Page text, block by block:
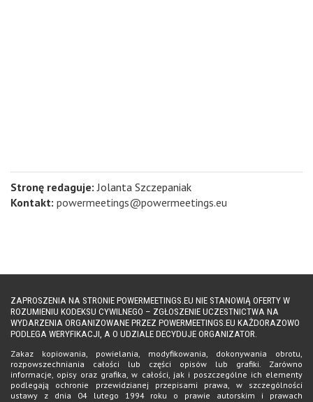
Stronę redaguje: Jolanta Szczepaniak
Kontakt: powermeetings@powermeetings.eu
ZAPROSZENIA NA STRONIE POWERMEETINGS.EU NIE STANOWIĄ OFERTY W
ROZUMIENIU KODEKSU CYWILNEGO – ZGŁOSZENIE UCZESTNICTWA NA
WYDARZENIA ORGANIZOWANE PRZEZ POWERMEETINGS.EU KAŻDORAZOWO
PODLEGA WERYFIKACJI, A O UDZIALE DECYDUJE ORGANIZATOR.
Zakaz kopiowania, powielania, modyfikowania, dokonywania obrotu,
rozpowszechniania całości lub części opisów lub grafiki. Zarówno
informacje, opisy oraz grafika, w całości, jak i poszczególne ich elementy
podlegają ochronie przewidzianej przepisami prawa, w szczególności
ustawy z dnia 04 lutego 1994 roku o prawie autorskim i prawach